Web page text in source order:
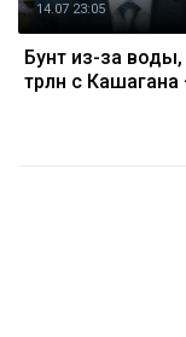
14.07 23:05
Бунт из-за
трлн с